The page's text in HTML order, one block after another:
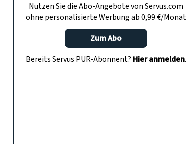
Nutzen Sie die Abo-Angebote von Servus.com
ohne personalisierte Werbung ab 0,99 €/Monat
Zum Abo
Bereits Servus PUR-Abonnent? Hier anmelden.